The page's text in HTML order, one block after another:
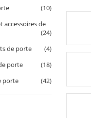
(10)
accessoires de
(24)
de porte
(4)
porte
(18)
porte
(42)